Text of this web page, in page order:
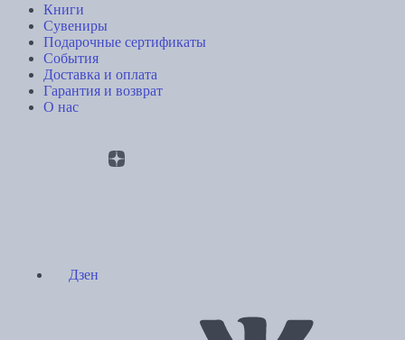
Книги
Сувениры
Подарочные сертификаты
События
Доставка и оплата
Гарантия и возврат
О нас
Дзен